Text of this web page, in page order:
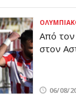
Από
στον
06/08/